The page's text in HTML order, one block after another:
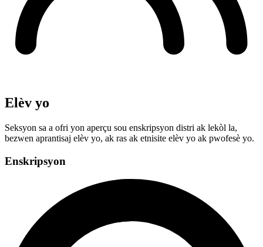
Elèv yo
Seksyon sa a ofri yon aperçu sou enskripsyon distri ak lekòl la,
bezwen aprantisaj elèv yo, ak ras ak etnisite elèv yo ak pwofesè yo.
Enskripsyon